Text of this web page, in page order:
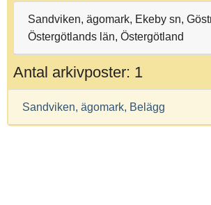
Sandviken, ägomark, Ekeby sn,
Östergötlands län, Östergötland
Antal arkivposter: 1
Sandviken, ägomark, Belägg